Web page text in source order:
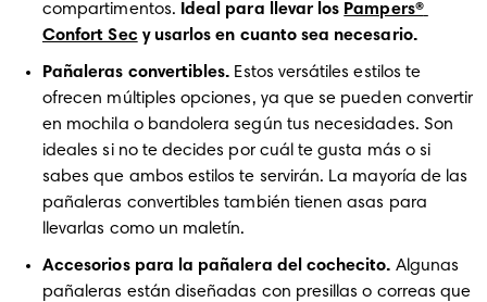
compartimentos. Ideal para llevar los Pampers®
Confort Sec y usarlos en cuanto sea necesario.
Pañaleras convertibles. Estos versátiles estilos te
ofrecen múltiples opciones, ya que se pueden convertir
en mochila o bandolera según tus necesidades. Son
ideales si no te decides por cuál te gusta más o si
sabes que ambos estilos te servirán. La mayoría de las
pañaleras convertibles también tienen asas para
llevarlas como un maletín.
Accesorios para la pañalera del cochecito. Algunas
pañaleras están diseñadas con presillas o correas que